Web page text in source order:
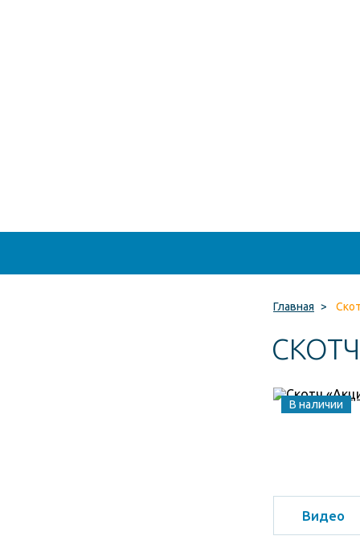
Главная >
В наличии
Видео